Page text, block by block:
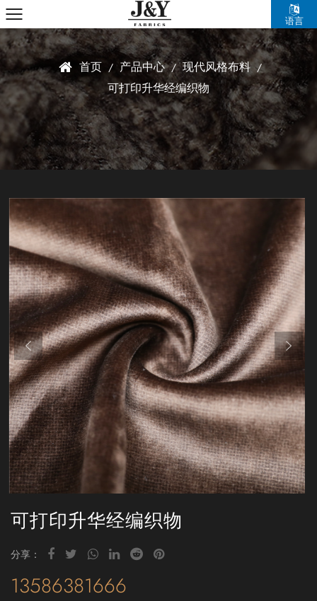
语言
首页 / 产品中心 / 现代风格布料 /
可打印升华经编织物
可打印升华经编织物
分享：
13586381666